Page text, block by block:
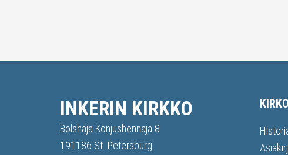
INKERIN KIRKKO
Bolshaja Konjushennaja 8
191186 St. Petersburg